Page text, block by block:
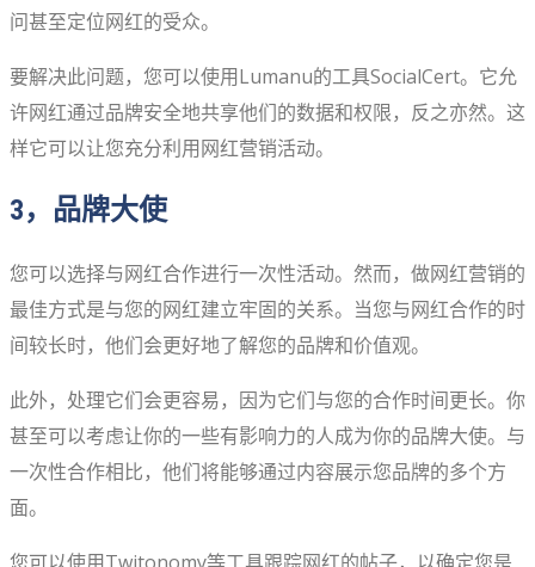
问甚至定位网红的受众。
要解决此问题，您可以使用Lumanu的工具SocialCert。它允
许网红通过品牌安全地共享他们的数据和权限，反之亦然。这
样它可以让您充分利用网红营销活动。
3，品牌大使
您可以选择与网红合作进行一次性活动。然而，做网红营销的
最佳方式是与您的网红建立牢固的关系。当您与网红合作的时
间较长时，他们会更好地了解您的品牌和价值观。
此外，处理它们会更容易，因为它们与您的合作时间更长。你
甚至可以考虑让你的一些有影响力的人成为你的品牌大使。与
一次性合作相比，他们将能够通过内容展示您品牌的多个方
面。